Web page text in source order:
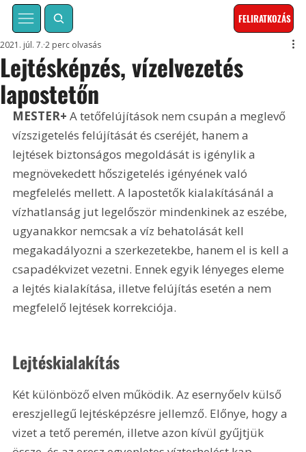
FELIRATKOZÁS
Lejtésképzés, vízelvezetés
lapostetőn
2021. júl. 7. 2 perc olvasás
MESTER+ A tetőfelújítások nem csupán a meglevő
vízszigetelés felújítását és cseréjét, hanem a
lejtések biztonságos megoldását is igénylik a
megnövekedett hőszigetelés igényének való
megfelelés mellett. A lapostetők kialakításánál a
vízhatlanság jut legelőször mindenkinek az eszébe,
ugyanakkor nemcsak a víz behatolását kell
megakadályozni a szerkezetekbe, hanem el is kell a
csapadékvizet vezetni. Ennek egyik lényeges eleme
a lejtés kialakítása, illetve felújítás esetén a nem
megfelelő lejtések korrekciója.
Lejtéskialakítás
Két különböző elven működik. Az esernyőelv külső
ereszjellegű lejtésképzésre jellemző. Előnye, hogy a
vizet a tető peremén, illetve azon kívül gyűjtjük